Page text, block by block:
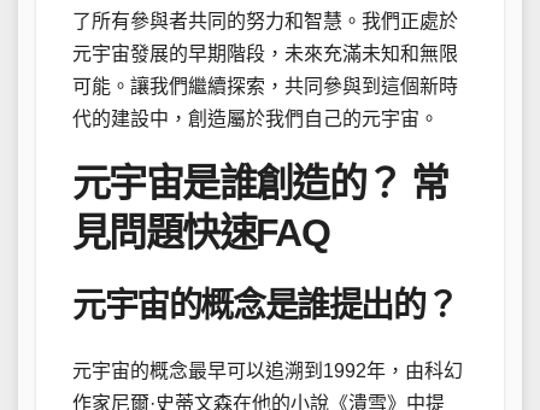
了所有參與者共同的努力和智慧。我們正處於
元宇宙發展的早期階段，未來充滿未知和無限
可能。讓我們繼續探索，共同參與到這個新時
代的建設中，創造屬於我們自己的元宇宙。
元宇宙是誰創造的？ 常
見問題快速FAQ
元宇宙的概念是誰提出的？
元宇宙的概念最早可以追溯到1992年，由科幻
作家尼爾·史蒂文森在他的小說《潰雪》中提